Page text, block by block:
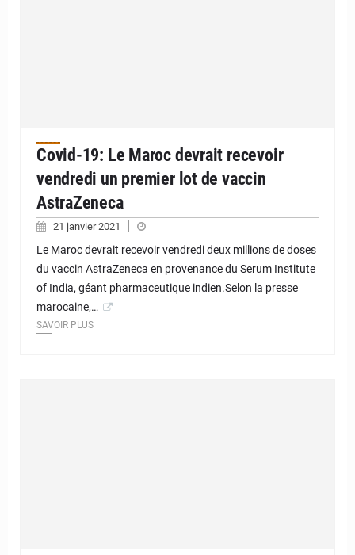
Covid-19: Le Maroc devrait recevoir
vendredi un premier lot de vaccin
AstraZeneca
21 janvier 2021
Le Maroc devrait recevoir vendredi deux millions de doses
du vaccin AstraZeneca en provenance du Serum Institute
of India, géant pharmaceutique indien.Selon la presse
marocaine,…
SAVOIR PLUS